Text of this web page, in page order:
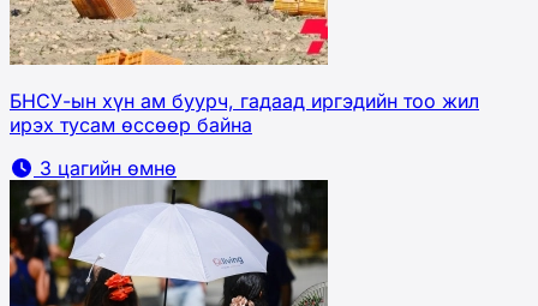
БНСУ-ын хүн ам буурч, гадаад иргэдийн тоо жил
ирэх тусам өссөөр байна
3 цагийн өмнө